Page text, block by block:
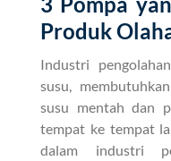
Produk
Industri
susu,
susu mentah dan
tempat ke tempat
dalam industri